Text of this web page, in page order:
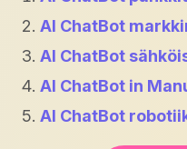
AI ChatBot
AI ChatBot
AI ChatBot in
AI ChatBot